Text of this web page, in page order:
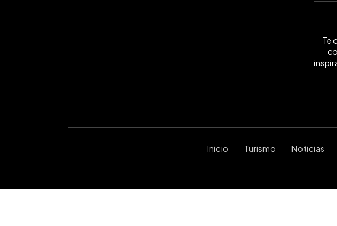
Te
Inicio Turismo Noticias